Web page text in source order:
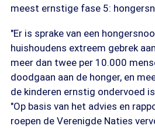
meest ernstige fase 5:
"Er is sprake van een
huishoudens extreem gebrek
meer dan twee per 10.000
doodgaan aan de honger, en
de kinderen ernstig ondervoed
"Op basis van het advies en
roepen de Verenigde Naties